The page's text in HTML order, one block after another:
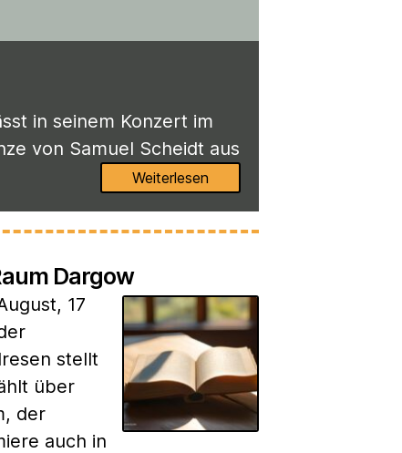
in seinem Konzert im
von Samuel Scheidt aus
Weiterlesen
Dargow
17
stellt
über
der
auch in